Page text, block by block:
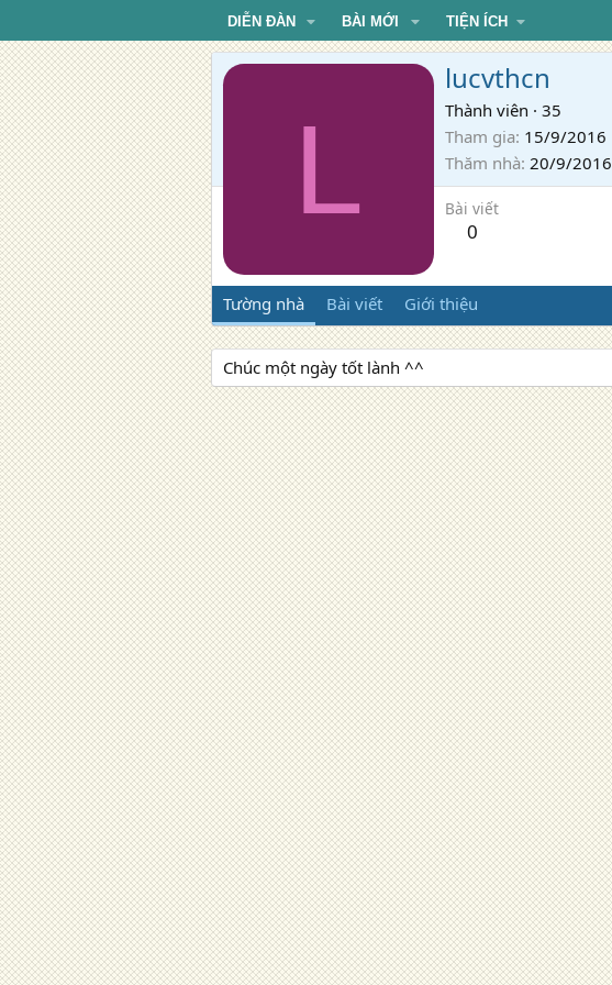
DIỄN ĐÀN BÀI MỚI TIỆN ÍCH
L
lucvthcn
Thành viên · 35
Tham gia 15/9/2016
Thăm nhà 20/9/2016
Bài viết
0
Tường nhà Bài viết Giới thiệu
Chúc một ngày tốt lành ^^